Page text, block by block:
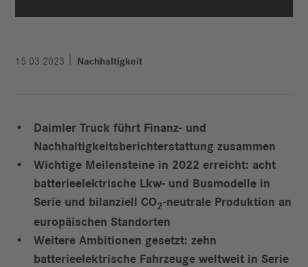
15.03.2023 Nachhaltigkeit
Daimler Truck führt Finanz- und
Nachhaltigkeitsberichterstattung zusammen
Wichtige Meilensteine in 2022 erreicht: acht
batterieelektrische Lkw- und Busmodelle in
Serie und bilanziell CO2-neutrale Produktion an
europäischen Standorten
Weitere Ambitionen gesetzt: zehn
batterieelektrische Fahrzeuge weltweit in Serie